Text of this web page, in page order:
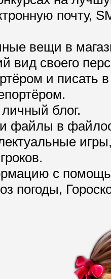
почту,
вещи в
вид своего
и писать
блог.
файлы в
с
погоды,